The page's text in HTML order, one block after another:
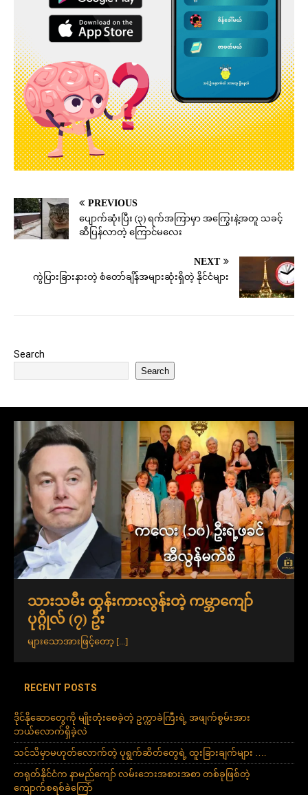
PREVIOUS
ပျောက်ဆုံးပြီး (၃) ရက်အကြာမှာ အကြွေးနဲ့အတူ သခင့်
ဆီပြန်လာတဲ့ ကြောင်မလေး
NEXT
ကွဲပြားခြားနားတဲ့ စံတော်ချိန်အများဆုံးရှိတဲ့ နိုင်ငံများ
Search
Search
သားသမီး ထွန်းကားလွန်းတဲ့ ကမ္ဘာကျော်
ပုဂ္ဂိုလ် (၇) ဦး
များသောအားဖြင့်တော့ [...]
RECENT POSTS
ဒိုင်နိုဆောတွေကို မျိုးတုံးစေခဲ့တဲ့ ဥက္ကာခဲကြီးရဲ့ အဖျက်စွမ်းအား
ဘယ်လောက်ရှိခဲ့လဲ
သင်သိမှာမဟုတ်လောက်တဲ့ ပုရွက်ဆိတ်တွေရဲ့ ထူးခြားချက်များ ….
တရုတ်နိုင်ငံက နာမည်ကျော် လမ်းဘေးအစားအစာ တစ်ခုဖြစ်တဲ့
ကျောက်စရစ်ခဲကြော်